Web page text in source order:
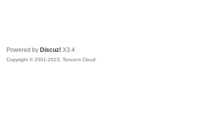
Powered by Discuz! X3.4
Copyright © 2001-2023, Tencent Cloud.